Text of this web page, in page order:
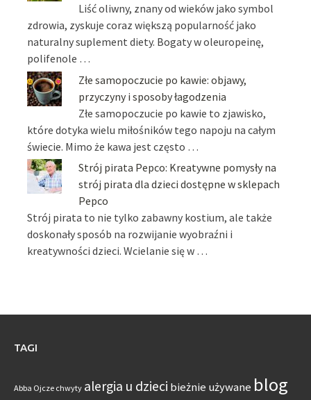
Liść oliwny, znany od wieków jako symbol
zdrowia, zyskuje coraz większą popularność jako
naturalny suplement diety. Bogaty w oleuropeinę,
polifenole …
Złe samopoczucie po kawie: objawy,
przyczyny i sposoby łagodzenia
Złe samopoczucie po kawie to zjawisko,
które dotyka wielu miłośników tego napoju na całym
świecie. Mimo że kawa jest często …
Strój pirata Pepco: Kreatywne pomysły na
strój pirata dla dzieci dostępne w sklepach
Pepco
Strój pirata to nie tylko zabawny kostium, ale także
doskonały sposób na rozwijanie wyobraźni i
kreatywności dzieci. Wcielanie się w …
TAGI
Abba Ojcze chwyty alergia u dzieci bieżnie używane blog